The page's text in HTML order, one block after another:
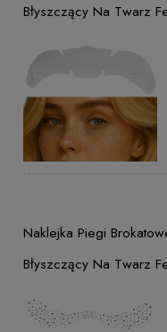
Błyszczący Na Twarz
Naklejka Piegi
Błyszczący Na Twarz